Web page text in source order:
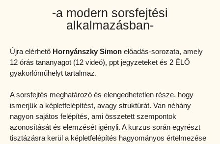
-a modern sorsfejtési
alkalmazásban-
Újra elérhető Hornyánszky Simon előadás-sorozata, amely
12 órás tananyagot (12 videó), ppt jegyzeteket és 2 ÉLŐ
gyakorlóműhelyt tartalmaz.
A sorsfejtés meghatározó és elengedhetetlen része, hogy
ismerjük a képletfelépítést, avagy struktúrát. Van néhány
nagyon sajátos felépítés, ami összetett szempontok
azonosítását és elemzését igényli. A kurzus során egyrészt
tisztázásra kerül a képletfelépítés hagyományos értelmezése